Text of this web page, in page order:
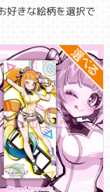
好きな絵柄を選択で